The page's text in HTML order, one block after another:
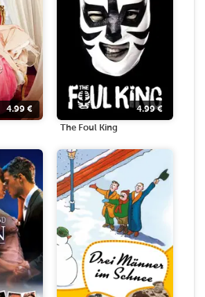
4.99 € 4.99€
The Foul King